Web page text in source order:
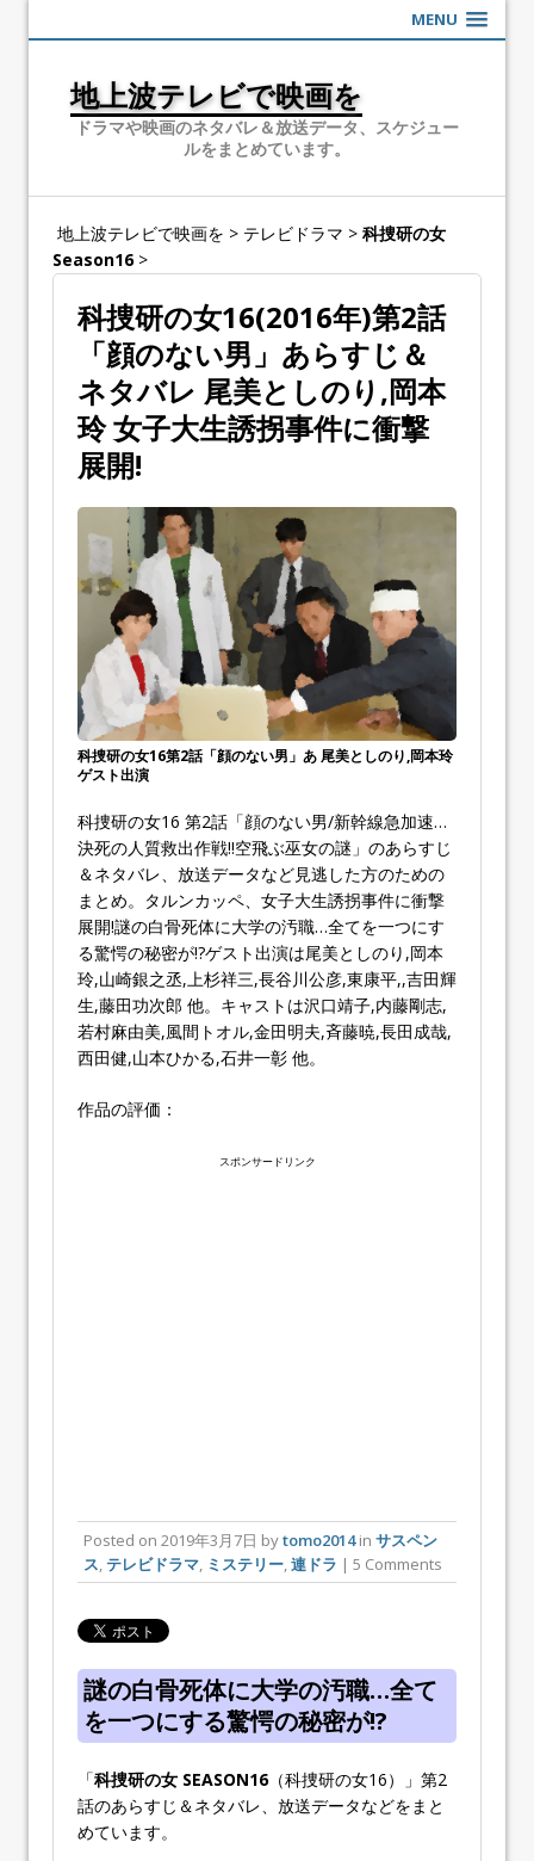
MENU
地上波テレビで映画を
ドラマや映画のネタバレ＆放送データ、スケジュー
ルをまとめています。
地上波テレビで映画を > テレビドラマ > 科捜研の女
Season16 >
科捜研の女16(2016年)第2話
「顔のない男」あらすじ＆
ネタバレ 尾美としのり,岡本
玲 女子大生誘拐事件に衝撃
展開!
科捜研の女16第2話「顔のない男」あ 尾美としのり,岡本玲
ゲスト出演
科捜研の女16 第2話「顔のない男/新幹線急加速…
決死の人質救出作戦!!空飛ぶ巫女の謎」のあらすじ
＆ネタバレ、放送データなど見逃した方のための
まとめ。タルンカッペ、女子大生誘拐事件に衝撃
展開!謎の白骨死体に大学の汚職…全てを一つにす
る驚愕の秘密が!?ゲスト出演は尾美としのり,岡本
玲,山崎銀之丞,上杉祥三,長谷川公彦,東康平,,吉田輝
生,藤田功次郎 他。キャストは沢口靖子,内藤剛志,
若村麻由美,風間トオル,金田明夫,斉藤暁,長田成哉,
西田健,山本ひかる,石井一彰 他。
作品の評価：
スポンサードリンク
Posted on 2019年3月7日 bytomo2014in サスペン
ス テレビドラマ ミステリー 連ドラ | 5 Comments
謎の白骨死体に大学の汚職…全て
を一つにする驚愕の秘密が!?
「科捜研の女 SEASON16（科捜研の女16）」第2
話のあらすじ＆ネタバレ、放送データなどをまと
めています。